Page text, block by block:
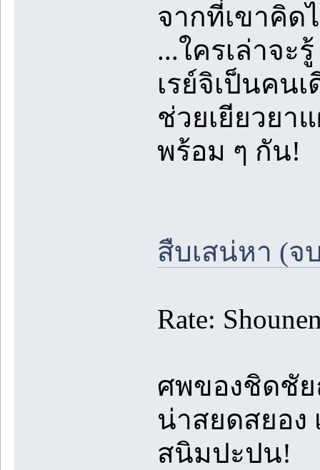
จากที่เขาคิด
...ใครเล่าจ
เรย์จิเป็นคน
ช่วยเยียวยา
พร้อม ๆ กัน!
สืบเสน่หา (จ
Rate:
ศพของชิดชั
น่าสยดสยอง
สนิมปะปน!